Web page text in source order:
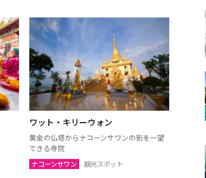
ワット・キリーウォン
黄金の仏塔からナコーンサワンの街を一望
できる寺院
ナコーンサワン 観光スポット